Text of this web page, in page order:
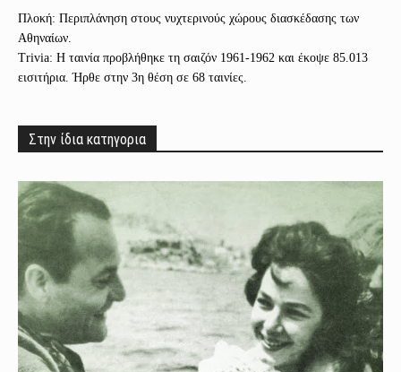
Πλοκή: Περιπλάνηση στους νυχτερινούς χώρους διασκέδασης των
Αθηναίων.
Trivia: Η ταινία προβλήθηκε τη σαιζόν 1961-1962 και έκοψε 85.013
εισιτήρια. Ήρθε στην 3η θέση σε 68 ταινίες.
Στην ίδια κατηγορια